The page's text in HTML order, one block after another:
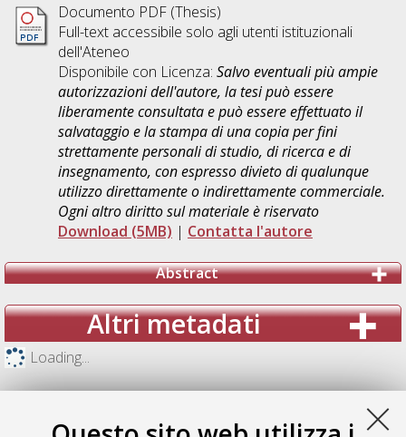
Documento PDF (Thesis)
Full-text accessibile solo agli utenti istituzionali
dell'Ateneo
Disponibile con Licenza: Salvo eventuali più ampie
autorizzazioni dell'autore, la tesi può essere
liberamente consultata e può essere effettuato il
salvataggio e la stampa di una copia per fini
strettamente personali di studio, di ricerca e di
insegnamento, con espresso divieto di qualunque
utilizzo direttamente o indirettamente commerciale.
Ogni altro diritto sul materiale è riservato
Download (5MB) | Contatta l'autore
Abstract
Altri metadati
Loading...